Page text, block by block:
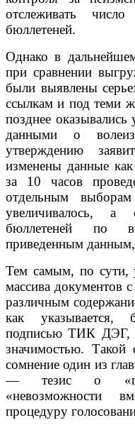
отслеживать
бюллетеней.
Однако в
при сравнении
были выявлены
ссылкам и под теми
позднее
данными о
утверждению
изменены данные
за 10 часов
отдельным
увеличивалось, а
бюллетеней по
приведенным
Тем самым, по сути,
массива документов
различным
как указывается,
подписью ТИК ДЭГ,
значимостью. Такой
сомнение один из
— тезис о
«невозможности
процедуру